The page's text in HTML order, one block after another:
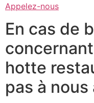
Appelez-nous
En cas de
hotte
pas à nous